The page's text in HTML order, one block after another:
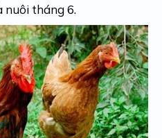
nuôi tháng 6.